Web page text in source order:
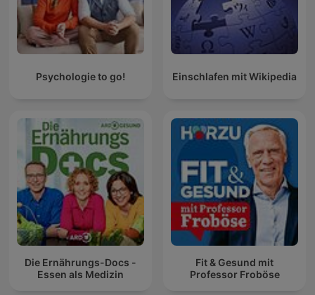
Psychologie to go! Einschlafen mit Wikipedia
Die Ernährungs-Docs -
Essen als Medizin
Fit & Gesund mit
Professor Froböse